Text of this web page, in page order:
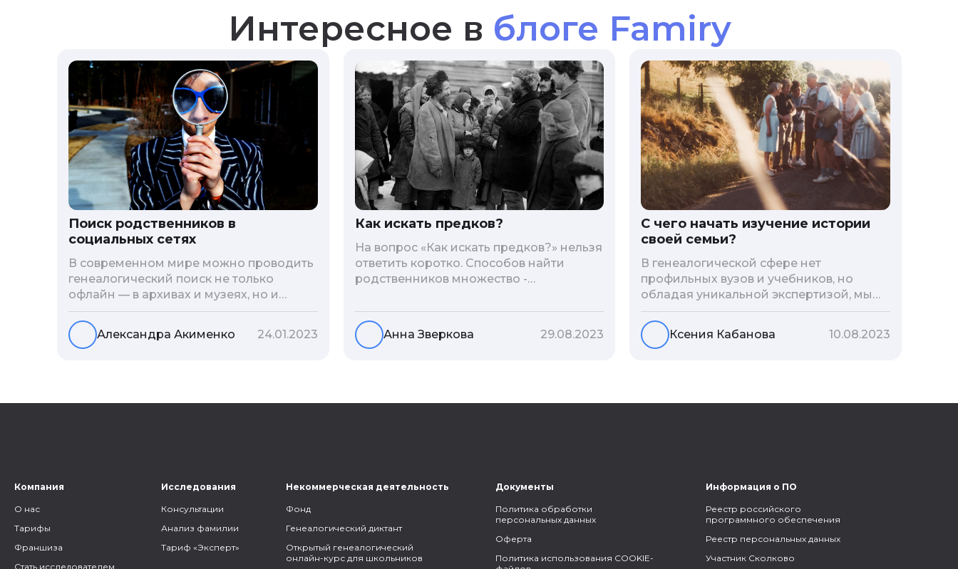
Интересное в блоге Famiry
Поиск родственников в
социальных сетях
В современном мире можно проводить
генеалогический поиск не только
офлайн — в архивах и музеях, но и
воспользоваться интернетом. Сегодня
мы расскажем вам как и в каких
социальных сетях можно провести
то, как грамотно построить с ними
Александра Акименко 24.01.2023
Как искать предков?
На вопрос «Как искать предков?» нельзя
ответить коротко. Способов найти
родственников множество -
социальные сети, ДНК-тесты, онлайн-
базы. Именно поэтому мы сделали для
вас подборку лучших статей блога
Анна Зверкова 29.08.2023
С чего начать изучение истории
своей семьи?
В генеалогической сфере нет
профильных вузов и учебников, но
обладая уникальной экспертизой, мы
разработали авторскую методологию
проведения архивно-генеалогических
исследований, ее мы закладываем и
Ксения Кабанова 10.08.2023
Компания
О нас
Тарифы
Франшиза
Стать исследователем
Исследования
Консультации
Анализ фамилии
Тариф «Эксперт»
Некоммерческая деятельность
Фонд
Генеалогический диктант
Открытый генеалогический
онлайн-курс для школьников
Документы
Политика обработки
персональных данных
Оферта
Политика использования COOKIE-
Информация о ПО
Реестр российского
программного обеспечения
Реестр персональных данных
Участник Сколково